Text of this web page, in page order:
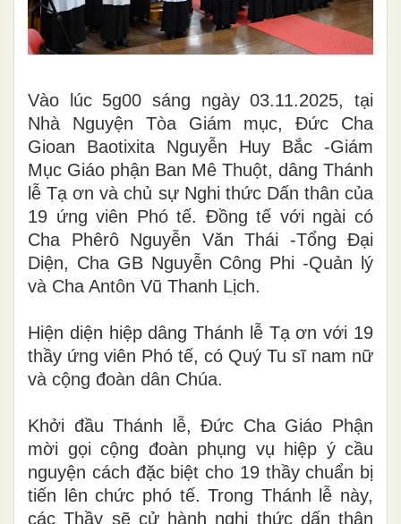
Vào lúc 5g00 sáng ngày 03.11.2025, tại
Nhà Nguyện Tòa Giám mục, Đức Cha
Gioan Baotixita Nguyễn Huy Bắc -Giám
Mục Giáo phận Ban Mê Thuột, dâng Thánh
lễ Tạ ơn và chủ sự Nghi thức Dấn thân của
19 ứng viên Phó tế. Đồng tế với ngài có
Cha Phêrô Nguyễn Văn Thái -Tổng Đại
Diện, Cha GB Nguyễn Công Phi -Quản lý
và Cha Antôn Vũ Thanh Lịch.
Hiện diện hiệp dâng Thánh lễ Tạ ơn với 19
thầy ứng viên Phó tế, có Quý Tu sĩ nam nữ
và cộng đoàn dân Chúa.
Khởi đầu Thánh lễ, Đức Cha Giáo Phận
mời gọi cộng đoàn phụng vụ hiệp ý cầu
nguyện cách đặc biệt cho 19 thầy chuẩn bị
tiến lên chức phó tế. Trong Thánh lễ này,
các Thầy sẽ cử hành nghi thức dấn thân